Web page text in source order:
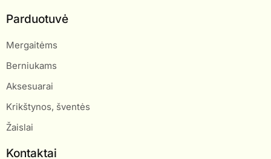
Parduotuvė
Mergaitėms
Berniukams
Aksesuarai
Krikštynos, šventės
Žaislai
Kontaktai